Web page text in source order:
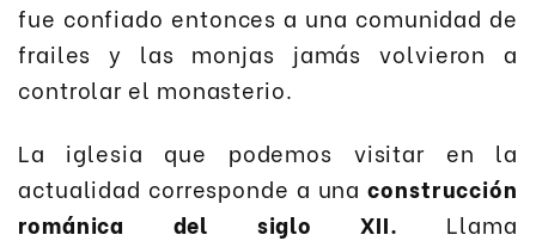
fue confiado entonces a una comunidad de
frailes y las monjas jamás volvieron a
controlar el monasterio.
La iglesia que podemos visitar en la
actualidad corresponde a unaconstrucción
románica del siglo XII. Llama